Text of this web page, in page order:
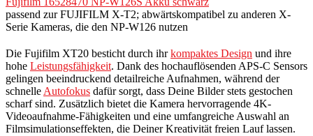
passend zur FUJIFILM X-T2; abwärtskompatibel zu anderen X-
Serie Kameras, die den NP-W126 nutzen
Die Fujifilm XT20 besticht durch ihrkompaktes Design und ihre
hohe Leistungsfähigkeit. Dank des hochauflösenden APS-C Sensors
gelingen beeindruckend detailreiche Aufnahmen, während der
schnelle Autofokus dafür sorgt, dass Deine Bilder stets gestochen
scharf sind. Zusätzlich bietet die Kamera hervorragende 4K-
Videoaufnahme-Fähigkeiten und eine umfangreiche Auswahl an
Filmsimulationseffekten, die Deiner Kreativität freien Lauf lassen.